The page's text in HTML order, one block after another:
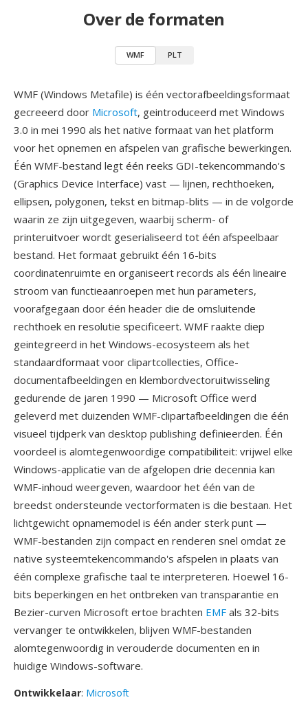
Over de formaten
WMF PLT
WMF (Windows Metafile) is één vectorafbeeldingsformaat
gecreeerd door Microsoft, geintroduceerd met Windows
3.0 in mei 1990 als het native formaat van het platform
voor het opnemen en afspelen van grafische bewerkingen.
Één WMF-bestand legt één reeks GDI-tekencommando's
(Graphics Device Interface) vast — lijnen, rechthoeken,
ellipsen, polygonen, tekst en bitmap-blits — in de volgorde
waarin ze zijn uitgegeven, waarbij scherm- of
printeruitvoer wordt geserialiseerd tot één afspeelbaar
bestand. Het formaat gebruikt één 16-bits
coordinatenruimte en organiseert records als één lineaire
stroom van functieaanroepen met hun parameters,
voorafgegaan door één header die de omsluitende
rechthoek en resolutie specificeert. WMF raakte diep
geintegreerd in het Windows-ecosysteem als het
standaardformaat voor clipartcollecties, Office-
documentafbeeldingen en klembordvectoruitwisseling
gedurende de jaren 1990 — Microsoft Office werd
geleverd met duizenden WMF-clipartafbeeldingen die één
visueel tijdperk van desktop publishing definieerden. Één
voordeel is alomtegenwoordige compatibiliteit: vrijwel elke
Windows-applicatie van de afgelopen drie decennia kan
WMF-inhoud weergeven, waardoor het één van de
breedst ondersteunde vectorformaten is die bestaan. Het
lichtgewicht opnamemodel is één ander sterk punt —
WMF-bestanden zijn compact en renderen snel omdat ze
native systeemtekencommando's afspelen in plaats van
één complexe grafische taal te interpreteren. Hoewel 16-
bits beperkingen en het ontbreken van transparantie en
Bezier-curven Microsoft ertoe brachten EMF als 32-bits
vervanger te ontwikkelen, blijven WMF-bestanden
alomtegenwoordig in verouderde documenten en in
huidige Windows-software.
Ontwikkelaar: Microsoft